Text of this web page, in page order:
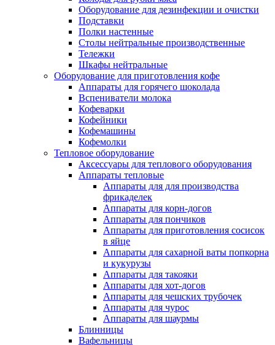
Оборудование для дезинфекции и очистки
Подставки
Полки настенные
Столы нейтральные производственные
Тележки
Шкафы нейтральные
Оборудование для приготовления кофе
Аппараты для горячего шоколада
Вспениватели молока
Кофеварки
Кофейники
Кофемашины
Кофемолки
Тепловое оборудование
Аксессуары для теплового оборудования
Аппараты тепловые
Аппараты для для производства
фрикаделек
Аппараты для корн-догов
Аппараты для пончиков
Аппараты для приготовления сосисок
в яйце
Аппараты для сахарной ваты попкорна
и кукурузы
Аппараты для такояки
Аппараты для хот-догов
Аппараты для чешских трубочек
Аппараты для чурос
Аппараты для шаурмы
Блинницы
Вафельницы